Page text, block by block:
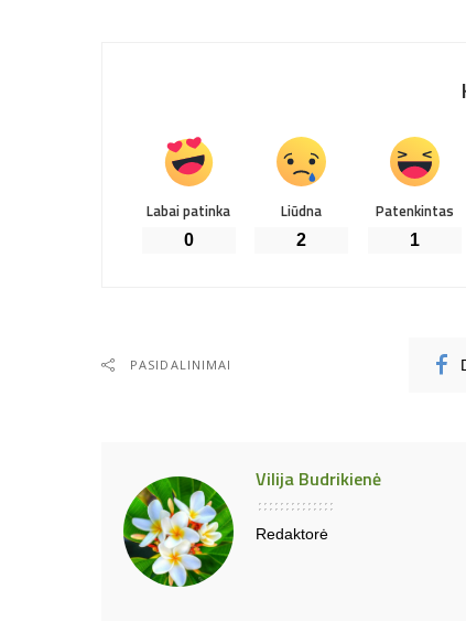
Labai patinka
0
Liūdna
2
Patenkintas
1
PASIDALINIMAI
Vilija Budrikienė
Redaktorė